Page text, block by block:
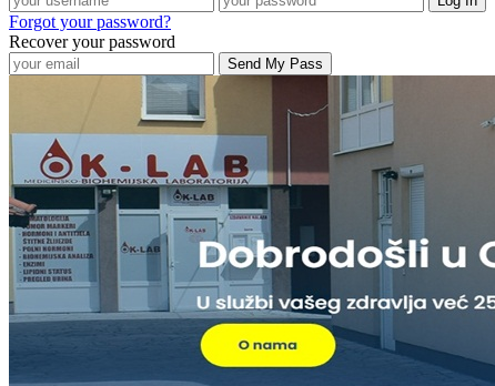
Forgot your password?
Recover your password